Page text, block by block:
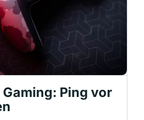
Ping vor